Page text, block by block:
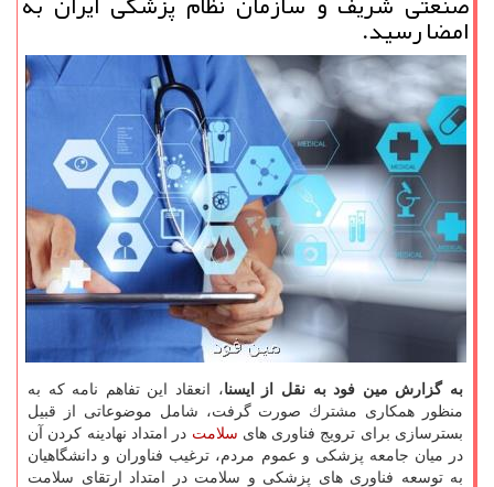
امضا رسید.
به گزارش مین فود به نقل از ایسنا، انعقاد این تفاهم نامه كه به
منظور همكاری مشترك صورت گرفت، شامل موضوعاتی از قبیل
بسترسازی برای ترویج فناوری های سلامت در امتداد نهادینه كردن آن
در میان جامعه پزشكی و عموم مردم، ترغیب فناوران و دانشگاهیان
به توسعه فناوری های پزشكی و سلامت در امتداد ارتقای سلامت